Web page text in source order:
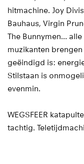
hitmachine. Joy
Bauhaus, Virgin
The Bunnymen…
muzikanten
geëindigd is:
Stilstaan is
evenmin.
WEGSFEER
tachtig.